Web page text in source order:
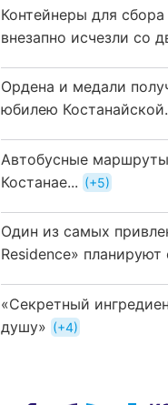
Контейнеры для
внезапно исчезли со
Ордена и медали
юбилею
Автобусные
Костанае...
+5
Один из самых
Residence» планируют
«Секретный
душу»
+4